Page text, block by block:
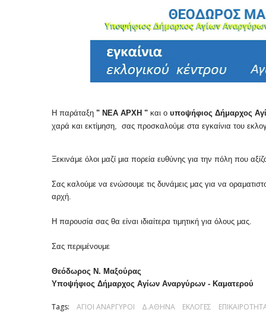
Η παράταξη " ΝΕΑ ΑΡΧΗ " και ο υποψήφιος Δήμαρχος
χαρά και εκτίμηση, σας προσκαλούμε στα εγκαίνια του
Ξεκινάμε όλοι μαζί μια πορεία ευθύνης για την πόλη που
Σας καλούμε να ενώσουμε τις δυνάμεις μας για να
αρχή.
Η παρουσία σας θα είναι ιδιαίτερα τιμητική για όλους μας.
Σας περιμένουμε
Θεόδωρος Ν. Μαξούρας
Υποψήφιος Δήμαρχος Αγίων Αναργύρων - Καματερού
Tags: ΑΓΙΟΙ ΑΝΑΡΓΥΡΟΙ Δ.ΑΘΗΝΑ ΕΚΛΟΓΕΣ